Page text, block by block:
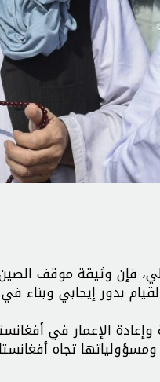
فإن وثيقة موقف
بدور إيجابي وبناء
الإعمار في
ومسؤولياتها تجاه